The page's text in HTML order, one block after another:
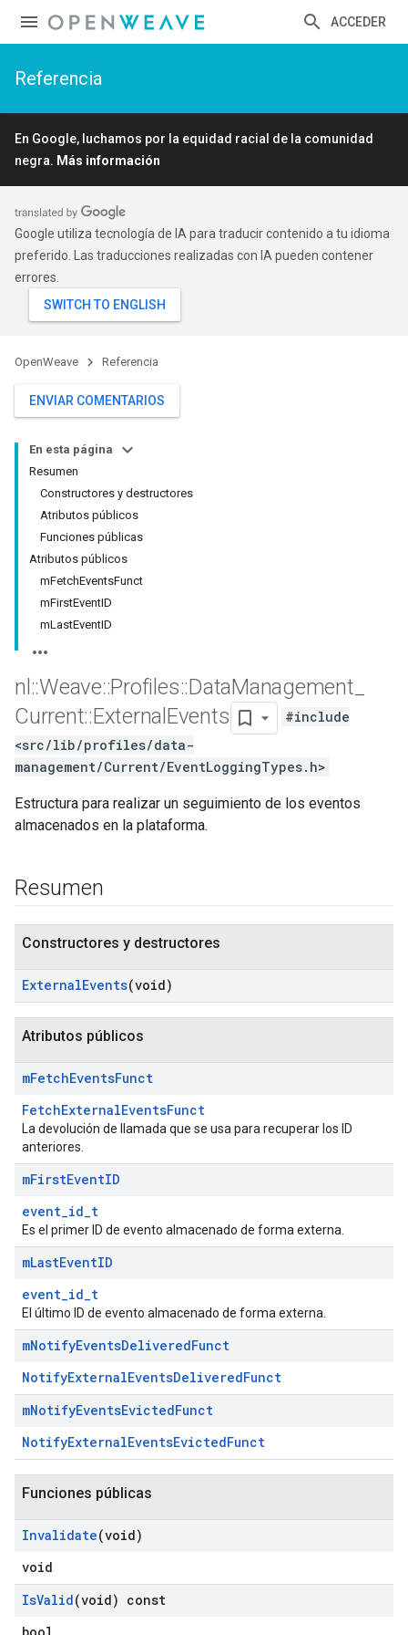
ACCEDER
Referencia
En Google, luchamos por la equidad racial de la comunidad
negra. Más información
Google utiliza tecnología de IA para traducir contenido a tu idioma
preferido. Las traducciones realizadas con IA pueden contener
errores.
OpenWeave Referencia
ENVIAR COMENTARIOS
En esta página
Resumen
Constructores y destructores
Atributos públicos
Funciones públicas
Atributos públicos
mFetchEventsFunct
mFirstEventID
mLastEventID
nl ::Weave::Profiles::DataManagement
Current::External Events
#include
<src/lib/profiles/data-
management/Current/EventLoggingTypes.h>
Estructura para realizar un seguimiento de los eventos
almacenados en la plataforma.
Resumen
Constructores y destructores
ExternalEvents(void)
Atributos públicos
mFetchEventsFunct
FetchExternalEventsFunct
La devolución de llamada que se usa para recuperar los ID
anteriores.
mFirstEventID
event_id_t
Es el primer ID de evento almacenado de forma externa.
mLastEventID
event_id_t
El último ID de evento almacenado de forma externa.
mNotifyEventsDeliveredFunct
NotifyExternalEventsDeliveredFunct
mNotifyEventsEvictedFunct
NotifyExternalEventsEvictedFunct
Funciones públicas
Invalidate(void)
void
IsValid(void) const